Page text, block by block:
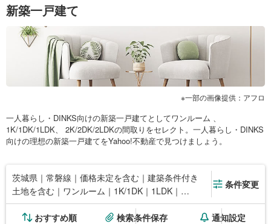
新築一戸建て
一部の画像提供：アフロ
一人暮らし・DINKS向けの新築一戸建てとしてワンルーム 、
1K/1DK/1LDK、 2K/2DK/2LDKの間取りをセレクト。一人暮らし・DINKS
向けの理想の新築一戸建てをYahoo!不動産で見つけましょう。
茨城県｜常磐線｜価格未定を含む｜建築条件付き
土地を含む｜ワンルーム｜1K/1DK｜1LDK｜
2K/2DK｜2LDK
条件変更
おすすめ順 検索条件保存 通知設定